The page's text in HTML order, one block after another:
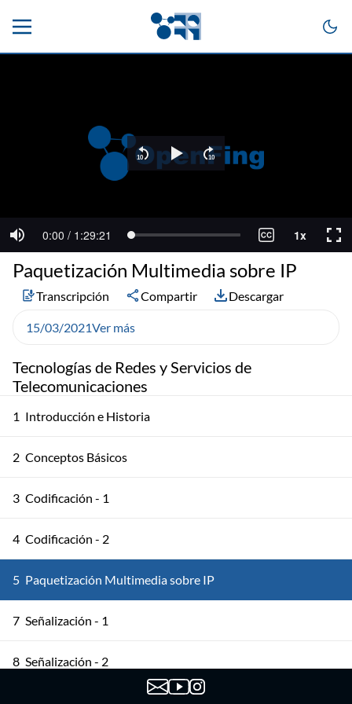
Tecnologías de Redes y Servicios de
Telecomunicaciones
1 Introducción e Historia
2 Conceptos Básicos
3 Codificación - 1
4 Codificación - 2
5 Paquetización Multimedia sobre IP
7 Señalización - 1
8 Señalización - 2
Paquetización Multimedia sobre IP
Transcripción Compartir Descargar
15/03/2021Ver más